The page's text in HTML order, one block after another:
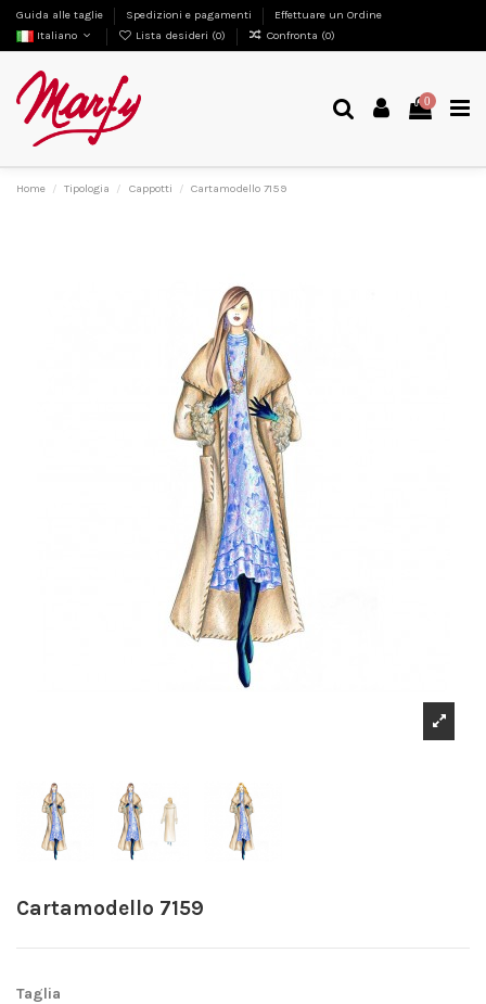
Guida alle taglie Spedizioni e pagamenti
Effettuare un Ordine
Italiano
Lista desideri (0) Confronta (0)
0
Home Tipologia Cappotti Cartamodello 7159
Cartamodello 7159
Taglia